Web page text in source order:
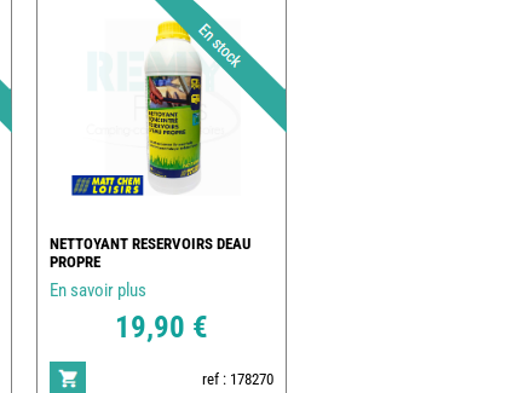
NETTOYANT RESERVOIRS DEAU
PROPRE
En savoir plus
19,90 €
ref : 178270